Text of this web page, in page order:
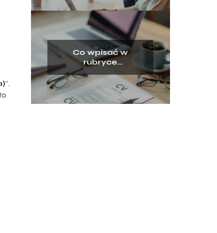
”.
Co wpisać w
rubryce
zainteresowania w
CV? Przykłady